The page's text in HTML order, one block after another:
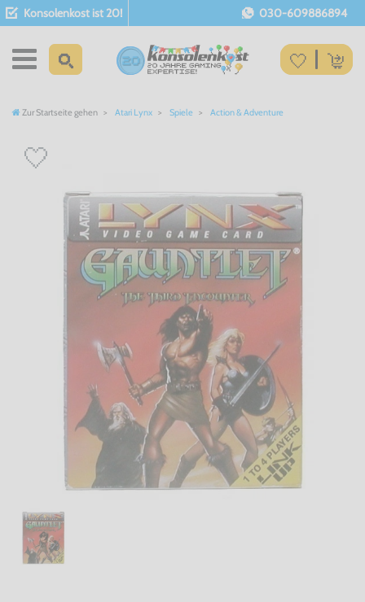
Konsolenkost ist 20! 030-609886894
Zur Startseite gehen Atari Lynx Spiele Action & Adventure